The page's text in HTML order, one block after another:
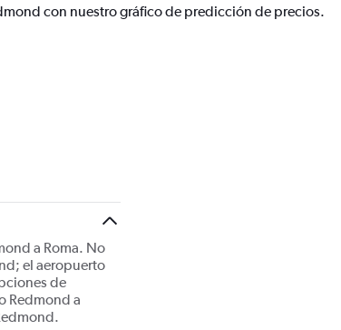
con nuestro gráfico de predicción de precios.
a Roma. No
el aeropuerto
de
Redmond a